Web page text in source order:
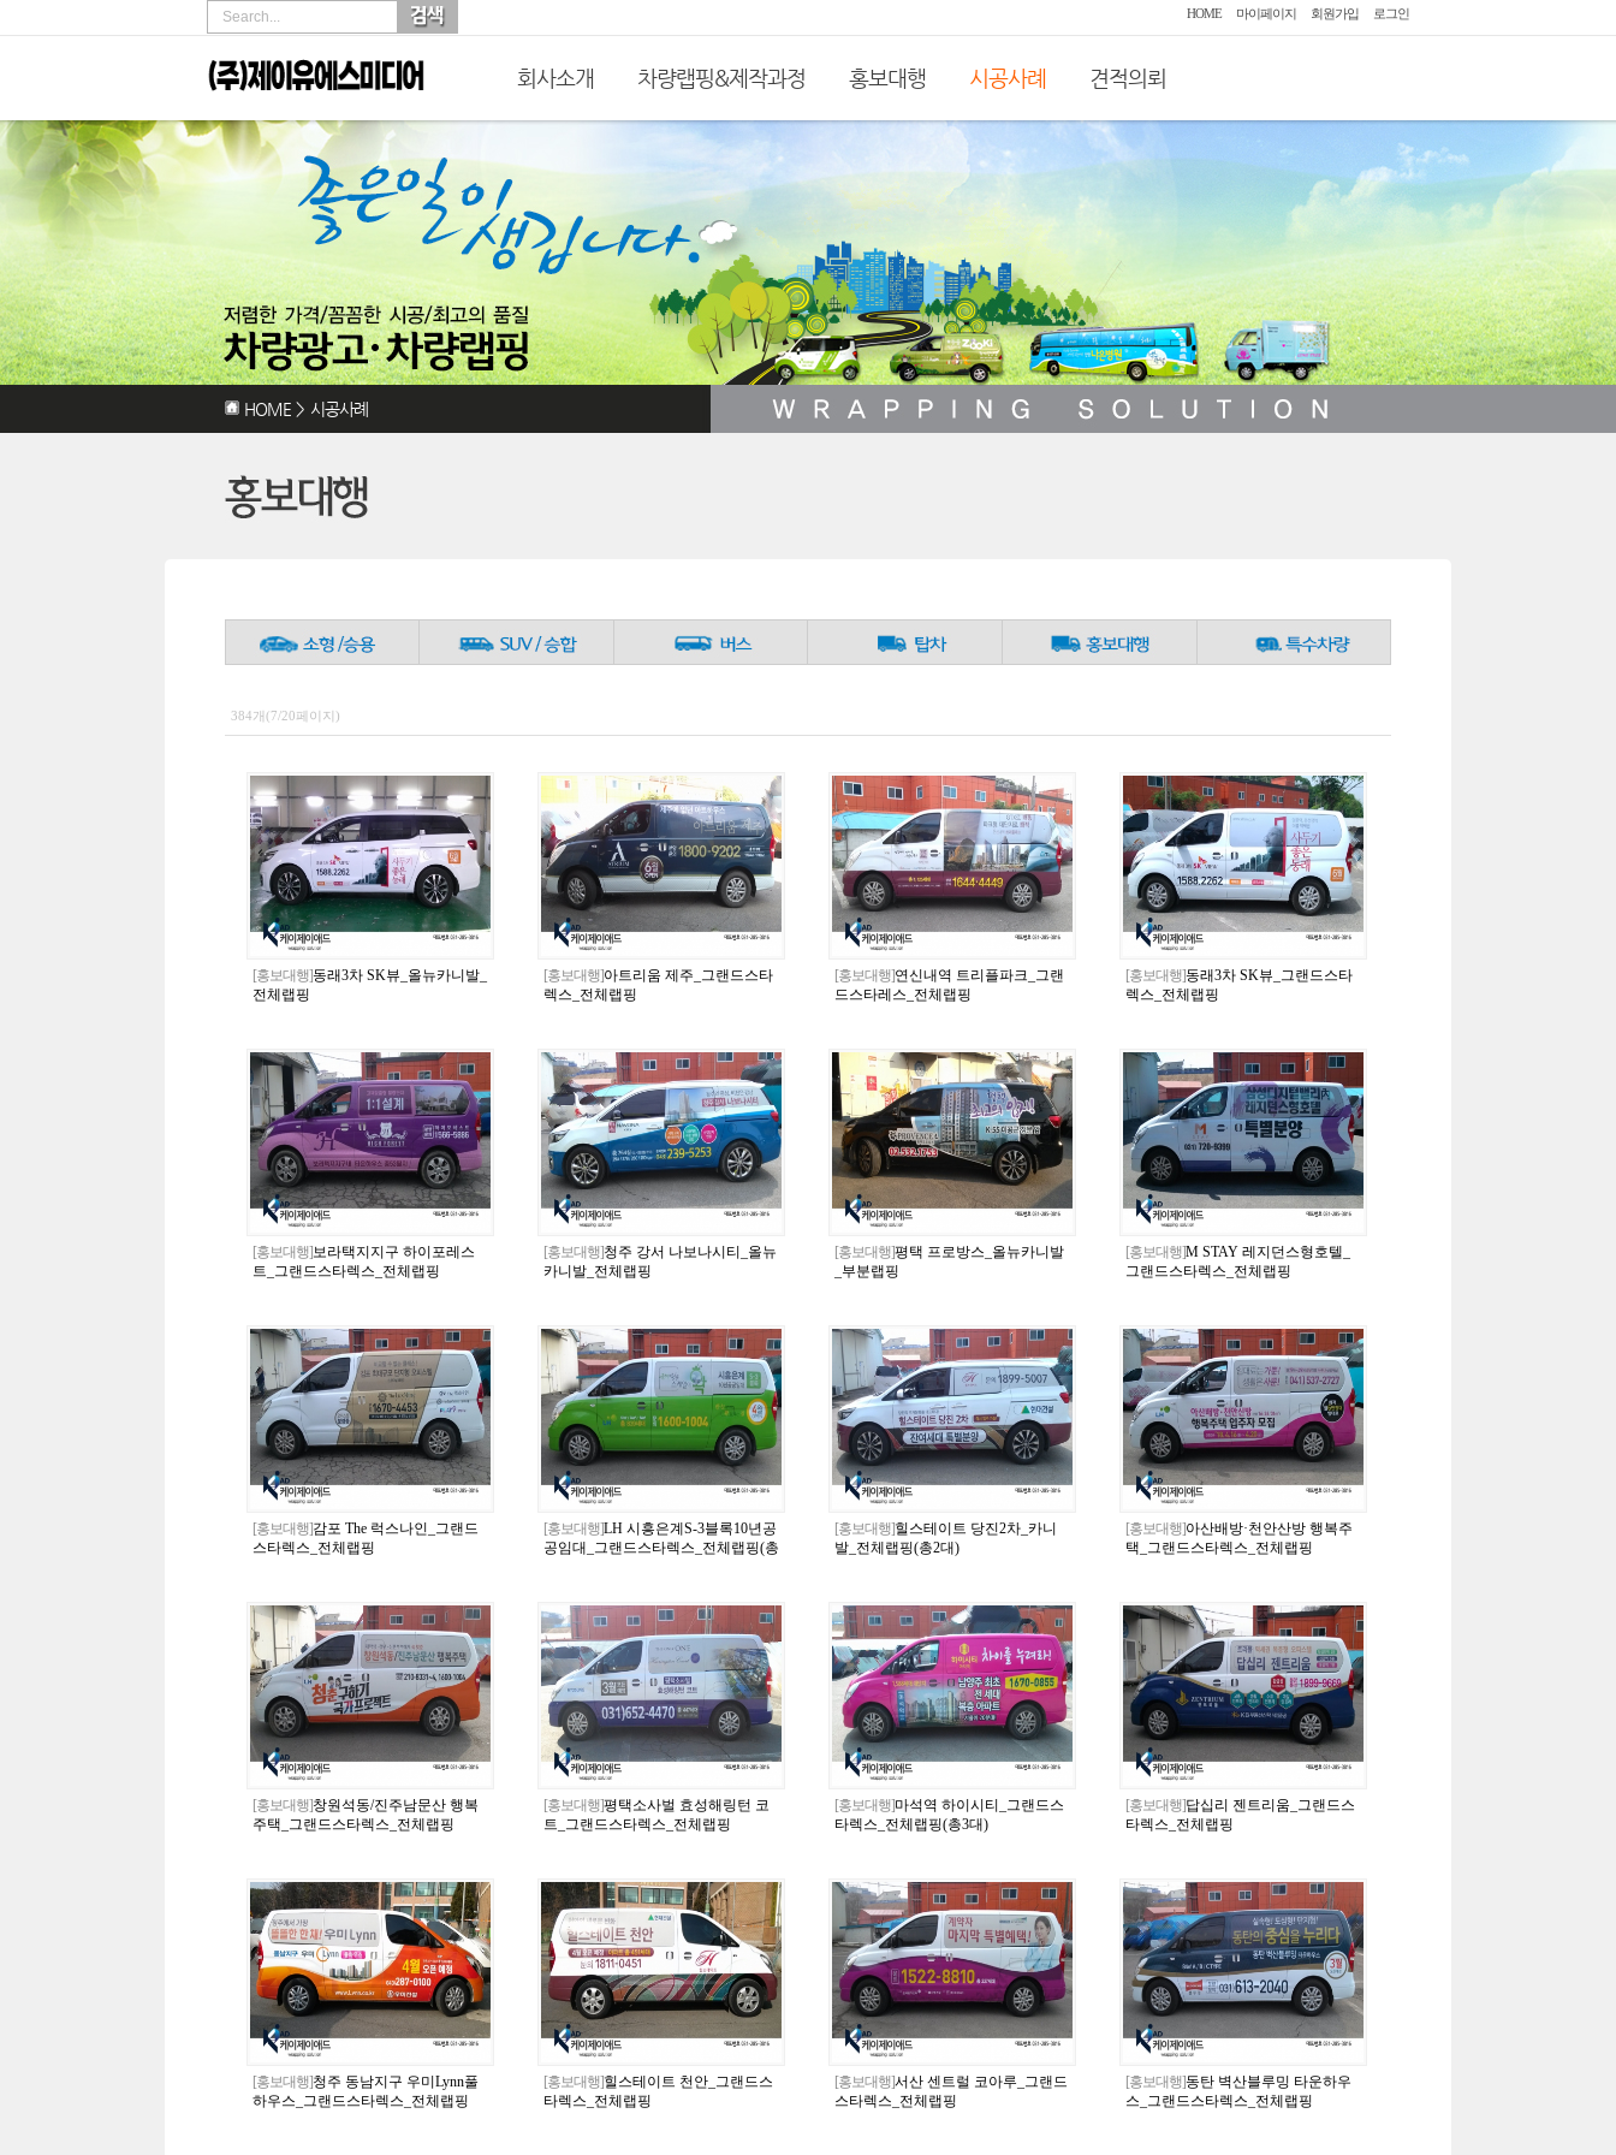
HOME 마이페이지 회원가입 로그인
Search...
회사소개 차량랩핑&제작과정 홍보대행 시공사례 견적의뢰
HOME > 시공사례
384개(7/20페이지)
[홍보대행]동래3차 SK뷰_올뉴카니발_
전체랩핑
[홍보대행]아트리움 제주_그랜드스타
렉스_전체랩핑
[홍보대행]연신내역 트리플파크_그랜
드스타레스_전체랩핑
[홍보대행]동래3차 SK뷰_그랜드스타
렉스_전체랩핑
[홍보대행]보라택지지구 하이포레스
트_그랜드스타렉스_전체랩핑
[홍보대행]청주 강서 나보나시티_올뉴
카니발_전체랩핑
[홍보대행]평택 프로방스_올뉴카니발
_부분랩핑
[홍보대행]M STAY 레지던스형호텔_
그랜드스타렉스_전체랩핑
[홍보대행]감포 The 럭스나인_그랜드
스타렉스_전체랩핑
[홍보대행]LH 시흥은계S-3블록10년공
공임대_그랜드스타렉스_전체랩핑(총
[홍보대행]힐스테이트 당진2차_카니
발_전체랩핑(총2대)
[홍보대행]아산배방·천안산방 행복주
택_그랜드스타렉스_전체랩핑
[홍보대행]창원석동/진주남문산 행복
주택_그랜드스타렉스_전체랩핑
[홍보대행]평택소사벌 효성해링턴 코
트_그랜드스타렉스_전체랩핑
[홍보대행]마석역 하이시티_그랜드스
타렉스_전체랩핑(총3대)
[홍보대행]답십리 젠트리움_그랜드스
타렉스_전체랩핑
[홍보대행]청주 동남지구 우미Lynn풀
하우스_그랜드스타렉스_전체랩핑
[홍보대행]힐스테이트 천안_그랜드스
타렉스_전체랩핑
[홍보대행]서산 센트럴 코아루_그랜드
스타렉스_전체랩핑
[홍보대행]동탄 벽산블루밍 타운하우
스_그랜드스타렉스_전체랩핑